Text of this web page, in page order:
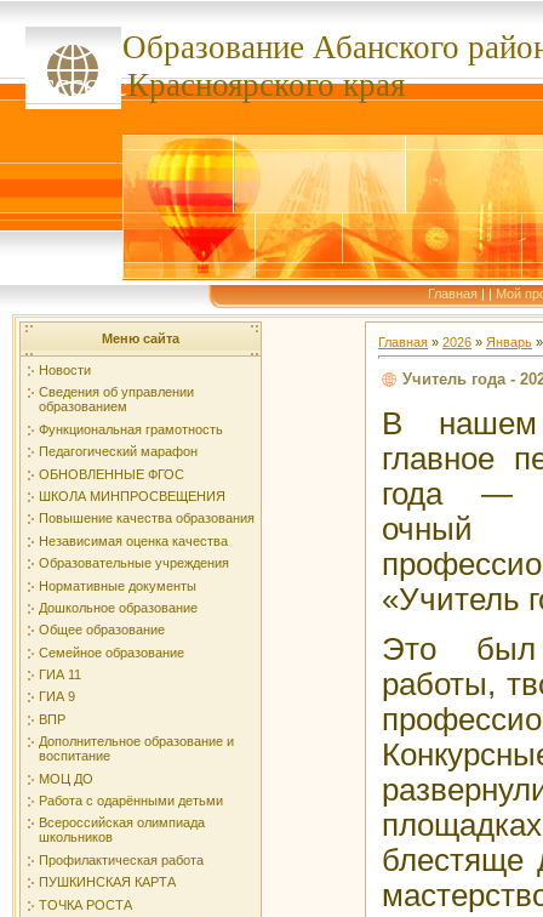
Образование Абанского
сссссссКрасноярского края
Главная | | Мой
Меню сайта
Новости
Сведения об управлении
образованием
Функциональная грамотность
Педагогический марафон
ОБНОВЛЕННЫЕ ФГОС
ШКОЛА МИНПРОСВЕЩЕНИЯ
Повышение качества образования
Независимая оценка качества
Образовательные учреждения
Нормативные документы
Дошкольное образование
Общее образование
Семейное образование
ГИА 11
ГИА 9
ВПР
Дополнительное образование и
воспитание
МОЦ ДО
Работа с одарёнными детьми
Всероссийская олимпиада
школьников
Профилактическая работа
ПУШКИНСКАЯ КАРТА
ТОЧКА РОСТА
Главная » 2026 » Январь »
Учитель года -
В нашем
главное
года —
очный
«Учитель
Это был
работы,
блестяще